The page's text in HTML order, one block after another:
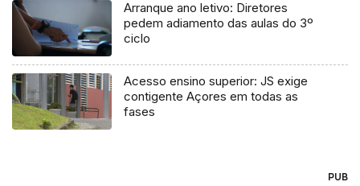
Arranque ano letivo: Diretores
pedem adiamento das aulas do 3º
ciclo
Acesso ensino superior: JS exige
contigente Açores em todas as
fases
PUB